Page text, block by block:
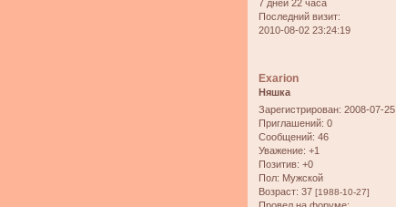
7 дней 22 часа
Последний визит:
2010-08-02 23:24:19
Exarion
Няшка
Зарегистрирован: 2008-07-25
Приглашений: 0
Сообщений: 46
Уважение: +1
Позитив: +0
Пол: Мужской
Возраст: 37 [1988-10-27]